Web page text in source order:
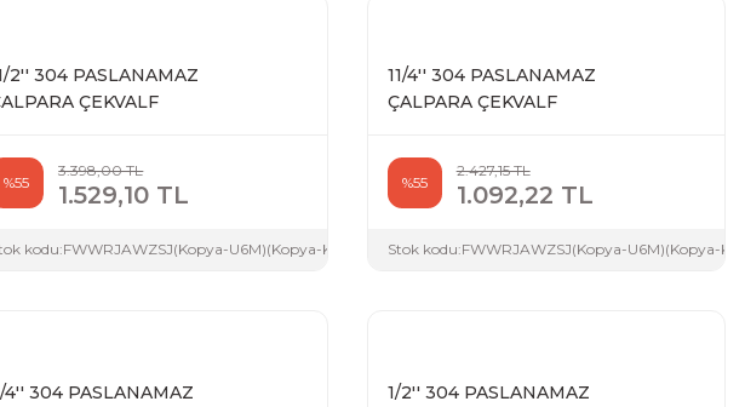
ENE)(Kopya-GN8)(Kopya-FKP)
2'' 304 PASLANAMAZ
ÇEKVALF
%55
3.398,00 TL
1.529,10 TL
kodu:FWWRJAWZSJ(Kopya-U6M)(Kopya-KG6)(Kopya-ENE)(Kopya-GN8)
11/4'' 304 PASLANAMAZ
ÇALPARA ÇEKVALF
%55
2.427,15 TL
1.092,22 TL
Stok kodu:FWWRJAWZSJ(Kopya-U6M)(Kopya-
4'' 304 PASLANAMAZ
1/2'' 304 PASLANAMAZ